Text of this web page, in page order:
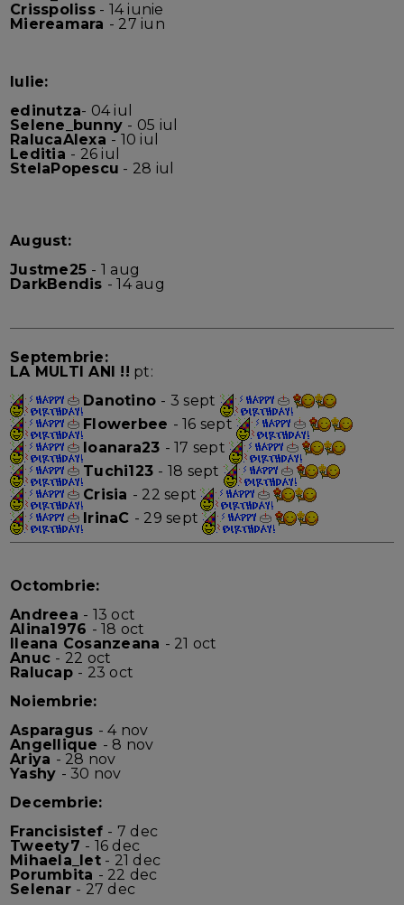
Crisspoliss- 14 iunie
Miereamara - 27 iun
Iulie:
edinutza- 04 iul
Selene_bunny - 05 iul
RalucaAlexa - 10 iul
Leditia - 26 iul
StelaPopescu - 28 iul
August:
Justme25 - 1 aug
DarkBendis - 14 aug
Septembrie:
LA MULTI ANI !! pt:
Danotino - 3 sept
Flowerbee - 16 sept
Ioanara23 - 17 sept
Tuchi123 - 18 sept
Crisia - 22 sept
IrinaC - 29 sept
Octombrie:
Andreea - 13 oct
Alina1976 - 18 oct
Ileana Cosanzeana - 21 oct
Anuc - 22 oct
Ralucap - 23 oct
Noiembrie:
Asparagus - 4 nov
Angellique - 8 nov
Ariya - 28 nov
Yashy - 30 nov
Decembrie:
Francisistef - 7 dec
Tweety7 - 16 dec
Mihaela_let- 21 dec
Porumbita - 22 dec
Selenar - 27 dec